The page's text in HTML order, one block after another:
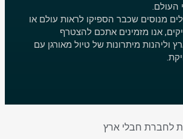
העולם.
מנוסים שכבר הספיקו לראות עולם או
אנו מזמינים אתכם להצטרף
וליהנות מיתרונות של טיול מאורגן עם
לחברת חבלי ארץ